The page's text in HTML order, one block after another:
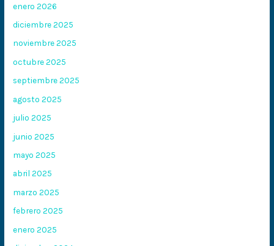
enero 2026
diciembre 2025
noviembre 2025
octubre 2025
septiembre 2025
agosto 2025
julio 2025
junio 2025
mayo 2025
abril 2025
marzo 2025
febrero 2025
enero 2025